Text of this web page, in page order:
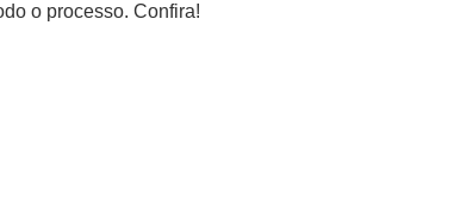
o processo. Confira!